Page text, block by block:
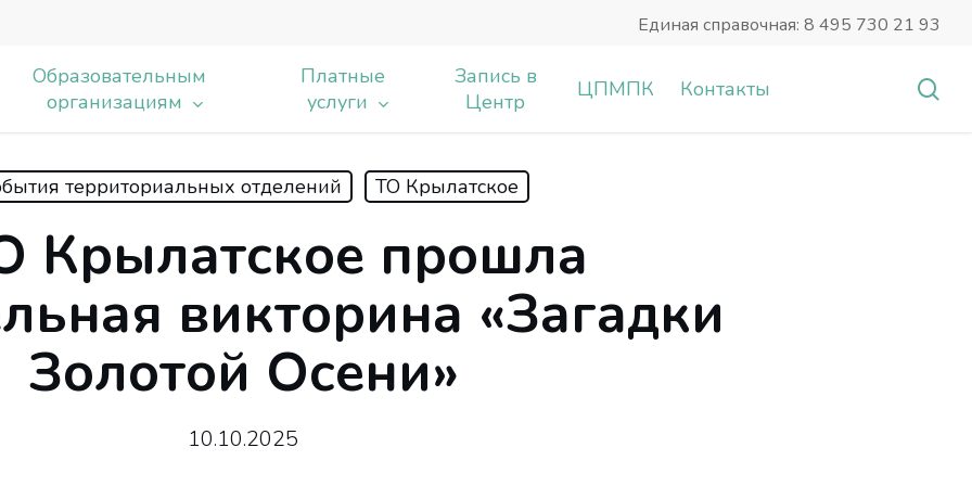
Единая справочная: 8 495 730 21 93
Образовательным
организациям
Платные
услуги
Запись в
Центр
ЦПМПК Контакты
территориальных отделений ТО Крылатское
Крылатское прошла
викторина «Загадки
Золотой Осени»
10.10.2025